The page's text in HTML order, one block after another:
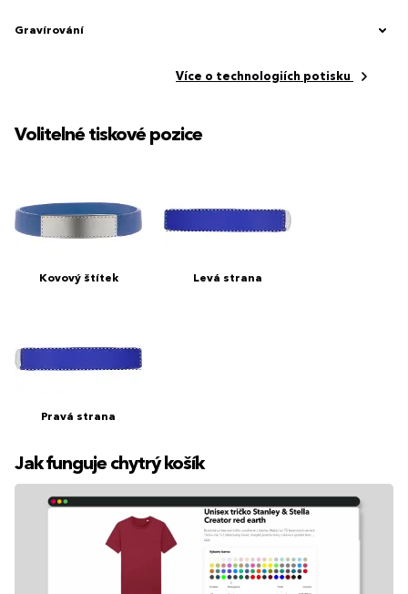
Gravírování
Více o technologiích potisku
Volitelné tiskové pozice
Kovový štítek Levá strana
Pravá strana
Jak funguje chytrý košík